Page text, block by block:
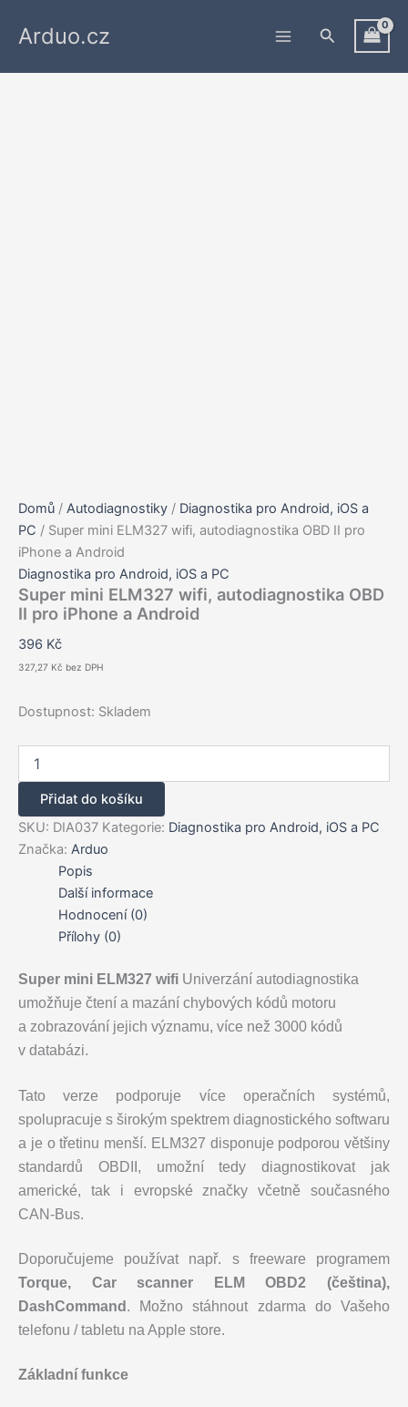
Arduo.cz Hledat
Domů / Autodiagnostiky / Diagnostika pro Android, iOS a
PC / Super mini ELM327 wifi, autodiagnostika OBD II pro
iPhone a Android
Diagnostika pro Android, iOS a PC
Super mini ELM327 wifi, autodiagnostika OBD
II pro iPhone a Android
396 Kč
327,27 Kč bez DPH
Dostupnost: Skladem
mini
ELM327
wifi,
autodiagnostika
OBD
Android
Přidat do košíku
SKU: DIA037 Kategorie: Diagnostika pro Android, iOS a PC
Značka: Arduo
Popis
Další informace
Hodnocení (0)
Přílohy (0)
Super mini ELM327 wifi Univerzání autodiagnostika
umožňuje čtení a mazání chybových kódů motoru
a zobrazování jejich významu, více než 3000 kódů
v databázi.
Tato verze podporuje více operačních systémů,
spolupracuje s širokým spektrem diagnostického softwaru
a je o třetinu menší. ELM327 disponuje podporou většiny
standardů OBDII, umožní tedy diagnostikovat jak
americké, tak i evropské značky včetně současného
CAN-Bus.
Doporučujeme používat např. s freeware programem
Torque, Car scanner ELM OBD2 (čeština),
DashCommand . Možno stáhnout zdarma do Vašeho
telefonu / tabletu na Apple store.
Základní funkce